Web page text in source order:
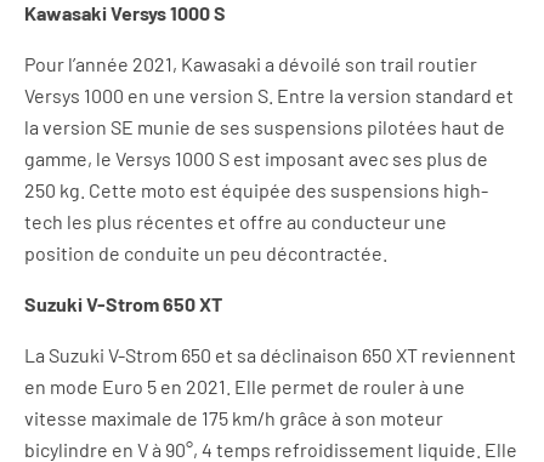
Kawasaki Versys 1000 S
Pour l’année 2021, Kawasaki a dévoilé son trail routier
Versys 1000 en une version S. Entre la version standard et
la version SE munie de ses suspensions pilotées haut de
gamme, le Versys 1000 S est imposant avec ses plus de
250 kg. Cette moto est équipée des suspensions high-
tech les plus récentes et offre au conducteur une
position de conduite un peu décontractée.
Suzuki V-Strom 650 XT
La Suzuki V-Strom 650 et sa déclinaison 650 XT reviennent
en mode Euro 5 en 2021. Elle permet de rouler à une
vitesse maximale de 175 km/h grâce à son moteur
bicylindre en V à 90°, 4 temps refroidissement liquide. Elle